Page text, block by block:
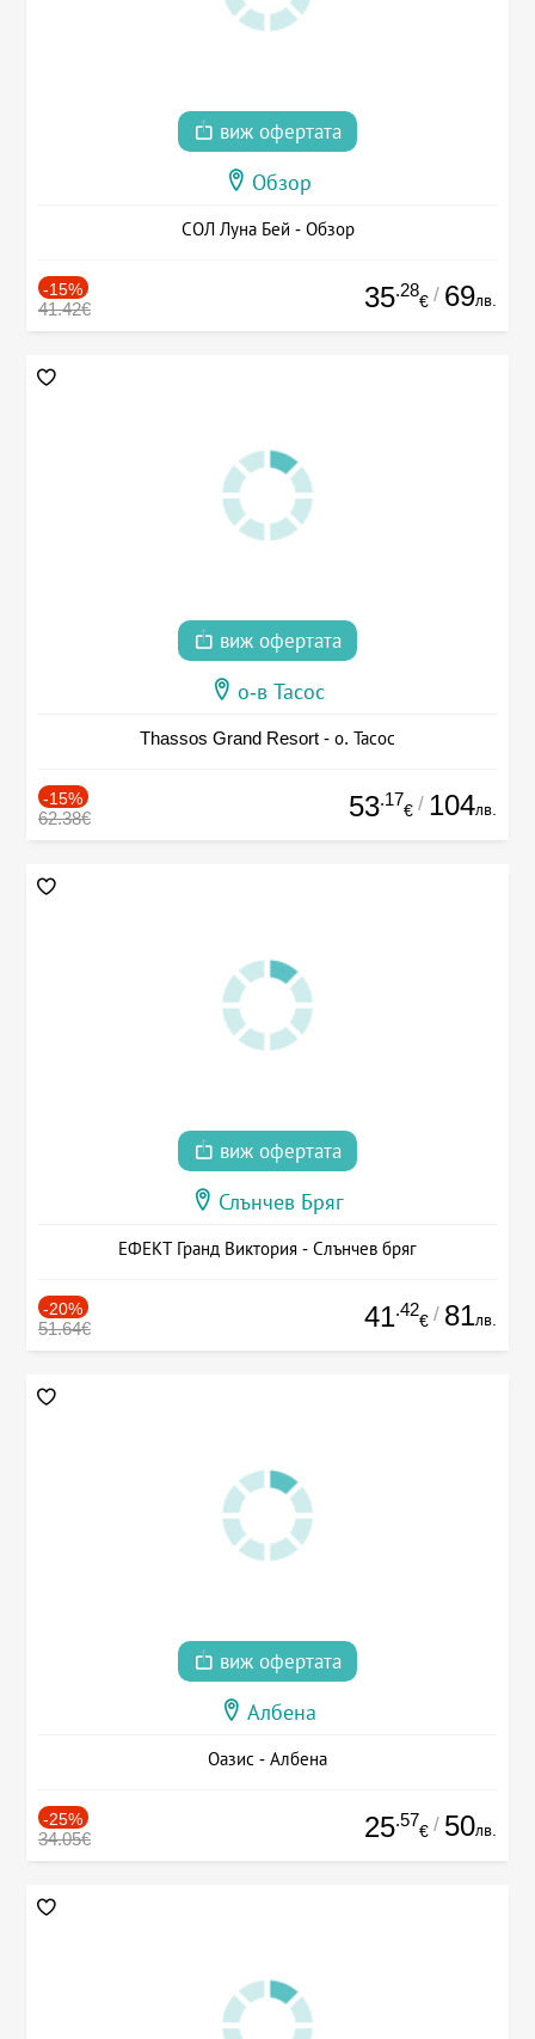
виж офертата
Обзор
СОЛ Луна Бей - Обзор
-15%
41.42€ 35.28
€ / 69лв.
виж офертата
о-в Тасос
Thassos Grand Resort - о. Тасос
-15%
62.38€ 53.17
€ / 104лв.
виж офертата
Слънчев Бряг
ЕФЕКТ Гранд Виктория - Слънчев бряг
-20%
51.64€ 41.42
€ / 81лв.
виж офертата
Албена
Оазис - Албена
-25%
34.05€ 25.57
€ / 50лв.